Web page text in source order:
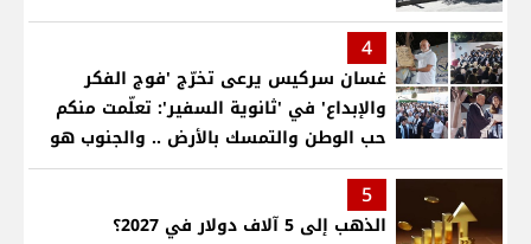
4
غسان سركيس يرعى تخرّج 'فوج الفكر
والإبداع' في 'ثانوية السفير': تعلّمت منكم
حب الوطن والتمسك بالأرض .. والجنوب هو
عزة وكرامة لبنان
5
الذهب إلى 5 آلاف دولار في 2027؟